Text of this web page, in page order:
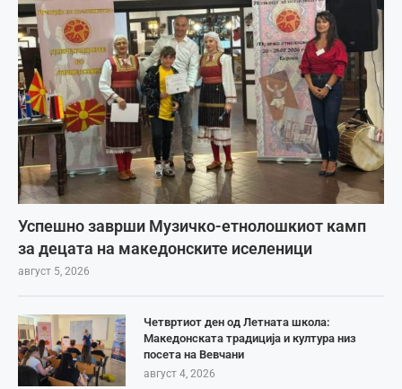
Успешно заврши Музичко-етнолошкиот камп
за децата на македонските иселеници
август 5, 2026
Четвртиот ден од Летната школа:
Македонската традиција и култура низ
посета на Вевчани
август 4, 2026